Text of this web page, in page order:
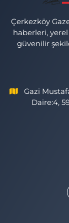
Çerkezköy
haberleri,
güvenilir
Gazi
Daire:4,